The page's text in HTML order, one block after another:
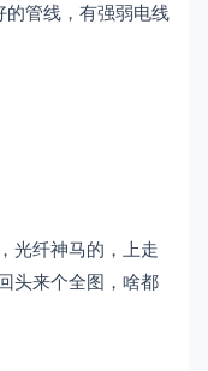
管线，有强弱电线
光纤神马的，上走
头来个全图，啥都